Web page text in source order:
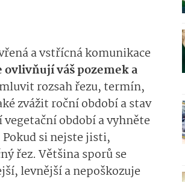
a vstřícná komunikace
váš pozemek a
rozsah řezu, termín,
zvážit roční období a stav
období a vyhněte
si nejste jisti,
řez. Většina sporů se
levnější a nepoškozuje